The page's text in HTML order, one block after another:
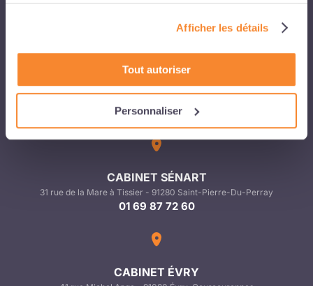
Afficher les détails
Tout autoriser
Personnaliser
3 rue Maryse Bastié - 56400 Auray
CABINET BAUD
Kermestre - Route de Pontivy - 56150 Baud
02 97 39 10 65
CABINET SÉNART
31 rue de la Mare à Tissier - 91280 Saint-Pierre-Du-Perray
01 69 87 72 60
CABINET ÉVRY